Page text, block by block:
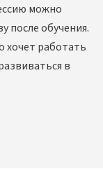
можно
после обучения.
хочет работать
в